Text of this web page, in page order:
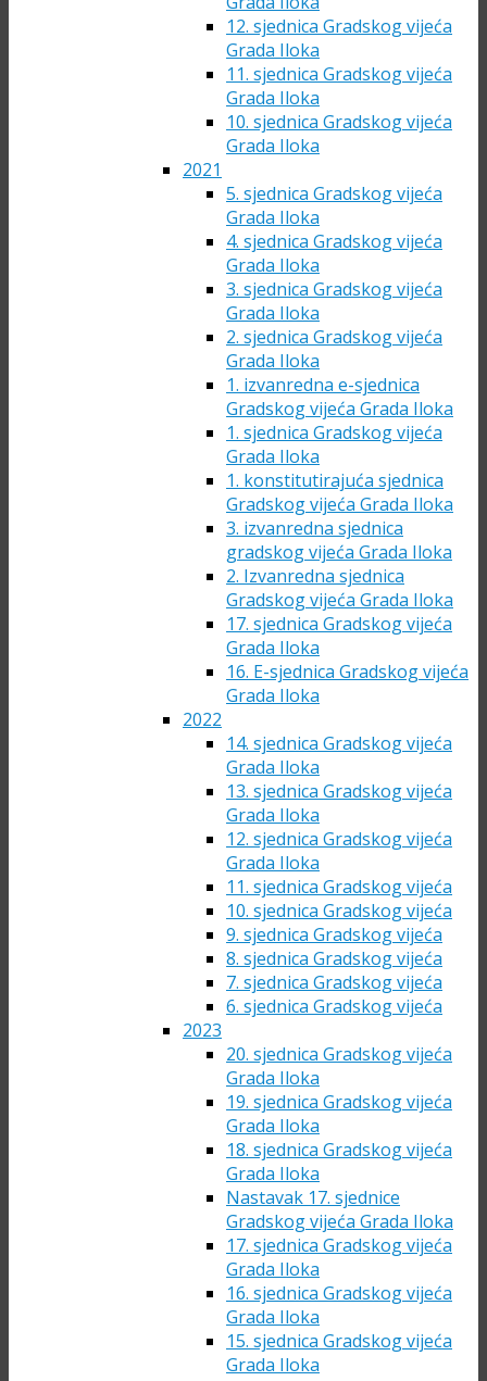
12. sjednica Gradskog vijeća
Grada Iloka
11. sjednica Gradskog vijeća
Grada Iloka
10. sjednica Gradskog vijeća
Grada Iloka
2021
5. sjednica Gradskog vijeća
Grada Iloka
4. sjednica Gradskog vijeća
Grada Iloka
3. sjednica Gradskog vijeća
Grada Iloka
2. sjednica Gradskog vijeća
Grada Iloka
1. izvanredna e-sjednica
Gradskog vijeća Grada Iloka
1. sjednica Gradskog vijeća
Grada Iloka
1. konstitutirajuća sjednica
Gradskog vijeća Grada Iloka
3. izvanredna sjednica
gradskog vijeća Grada Iloka
2. Izvanredna sjednica
Gradskog vijeća Grada Iloka
17. sjednica Gradskog vijeća
Grada Iloka
16. E-sjednica Gradskog vijeća
Grada Iloka
2022
14. sjednica Gradskog vijeća
Grada Iloka
13. sjednica Gradskog vijeća
Grada Iloka
12. sjednica Gradskog vijeća
Grada Iloka
11. sjednica Gradskog vijeća
10. sjednica Gradskog vijeća
9. sjednica Gradskog vijeća
8. sjednica Gradskog vijeća
7. sjednica Gradskog vijeća
6. sjednica Gradskog vijeća
2023
20. sjednica Gradskog vijeća
Grada Iloka
19. sjednica Gradskog vijeća
Grada Iloka
18. sjednica Gradskog vijeća
Grada Iloka
Nastavak 17. sjednice
Gradskog vijeća Grada Iloka
17. sjednica Gradskog vijeća
Grada Iloka
16. sjednica Gradskog vijeća
Grada Iloka
15. sjednica Gradskog vijeća
Grada Iloka